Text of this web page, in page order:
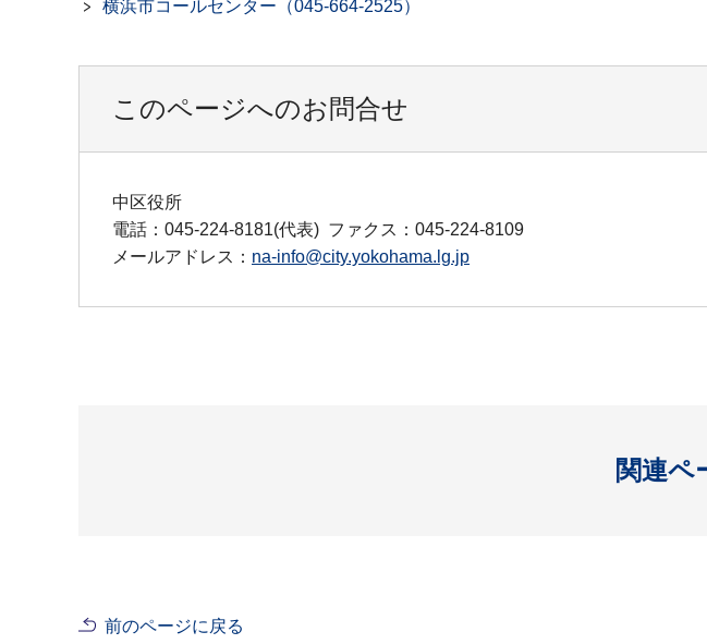
横浜市コールセンター（045-664-2525）
このページへのお問合せ
中区役所
電話：045-224-8181(代表) ファクス：045-224-8109
メールアドレス： na-info@city.yokohama.lg.jp
関連ペ
前のページに戻る